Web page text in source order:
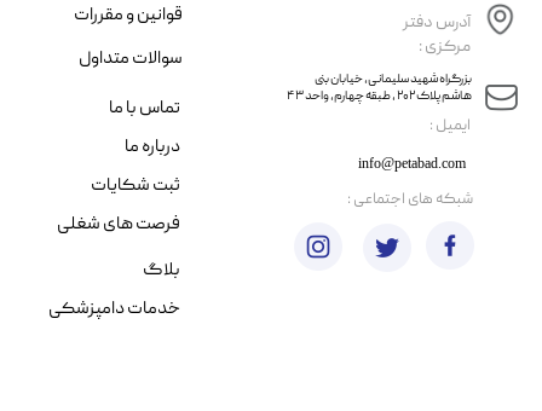
​ایمیل :
آدرس دفتر
مرکزی :
info@petabad.com
​​بزرگراه شهید سلیمانی، خیابان بنی
هاشم پلاک ۲۰۲ ، طبقه چهارم، واحد ۴۳
قوانین و مقررات
سوالات متداول
تماس با ما
درباره ما
ثبت شکایات
فرصت های شغلی
​شبکه های اجتماعی :
بلاگ
خدمات دامپزشکی